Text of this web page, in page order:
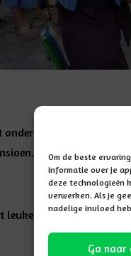
Om de beste
informatie over je
deze technologieën
verwerken. Als je
nadelige invloed
Ga naar
Dit vierde wij
leuke workshops, lekker